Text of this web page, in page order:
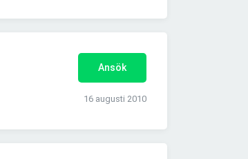
Ansök
16 augusti 2010